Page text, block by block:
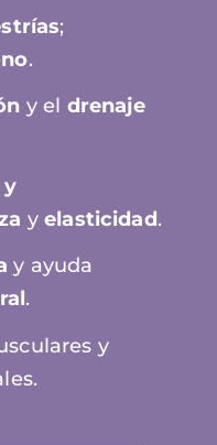
;
.
y el drenaje
y
yelasticidad.
y ayuda
.
y